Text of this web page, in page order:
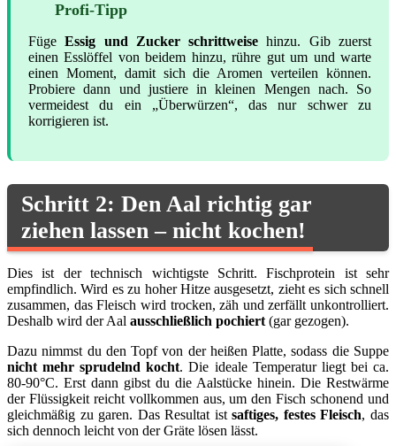
Profi-Tipp
FügeEssig und Zucker schrittweise hinzu. Gib zuerst
einen Esslöffel von beidem hinzu, rühre gut um und warte
einen Moment, damit sich die Aromen verteilen können.
Probiere dann und justiere in kleinen Mengen nach. So
vermeidest du ein „Überwürzen“, das nur schwer zu
korrigieren ist.
Schritt 2: Den Aal richtig gar
ziehen lassen – nicht kochen!
Dies ist der technisch wichtigste Schritt. Fischprotein ist sehr
empfindlich. Wird es zu hoher Hitze ausgesetzt, zieht es sich schnell
zusammen, das Fleisch wird trocken, zäh und zerfällt unkontrolliert.
Deshalb wird der Aal ausschließlich pochiert (gar gezogen).
Dazu nimmst du den Topf von der heißen Platte, sodass die Suppe
nicht mehr sprudelnd kocht. Die ideale Temperatur liegt bei ca.
80-90°C. Erst dann gibst du die Aalstücke hinein. Die Restwärme
der Flüssigkeit reicht vollkommen aus, um den Fisch schonend und
gleichmäßig zu garen. Das Resultat istsaftiges, festes Fleisch, das
sich dennoch leicht von der Gräte lösen lässt.